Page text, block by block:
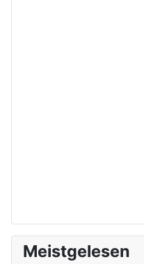
Meistgelesen